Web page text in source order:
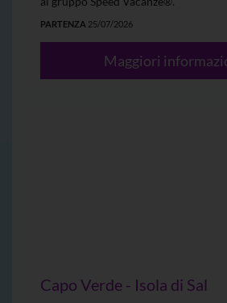
PARTENZA 25/07/2026
Maggiori
Capo Verde - Isola di Sal